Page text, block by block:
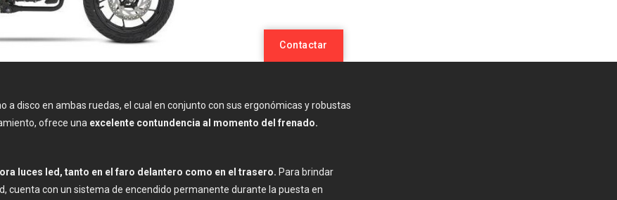
Contactar
a disco en ambas ruedas, el cual en conjunto con sus ergonómicas y robustas
ofrece una excelente contundencia al momento del frenado.
luces led, tanto en el faro delantero como en el trasero. Para brindar
cuenta con un sistema de encendido permanente durante la puesta en